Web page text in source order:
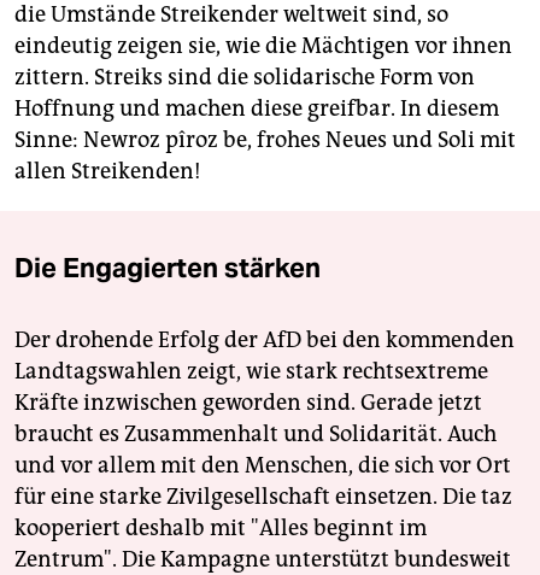
die Umstände Streikender weltweit sind, so
eindeutig zeigen sie, wie die Mächtigen vor ihnen
zittern. Streiks sind die solidarische Form von
Hoffnung und machen diese greifbar. In diesem
Sinne: Newroz pîroz be, frohes Neues und Soli mit
allen Streikenden!
Die Engagierten stärken
Der drohende Erfolg der AfD bei den kommenden
Landtagswahlen zeigt, wie stark rechtsextreme
Kräfte inzwischen geworden sind. Gerade jetzt
braucht es Zusammenhalt und Solidarität. Auch
und vor allem mit den Menschen, die sich vor Ort
für eine starke Zivilgesellschaft einsetzen. Die taz
kooperiert deshalb mit "Alles beginnt im
Zentrum". Die Kampagne unterstützt bundesweit